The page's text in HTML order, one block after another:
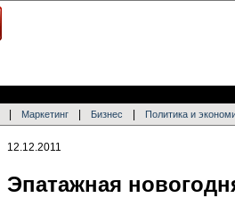
Маркетинг Бизнес Политика и
12.12.2011
Эпатажная